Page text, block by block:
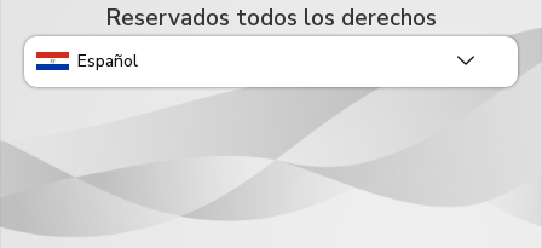
Reservados todos los derechos
Español